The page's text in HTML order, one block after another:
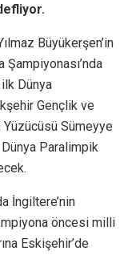
Büyükerşen’in
Dünya
Gençlik ve
Yüzücüsü Sümeyye
Paralimpik
İngiltere’nin
öncesi milli
Eskişehir’de